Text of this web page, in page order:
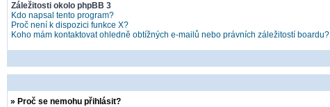
Záležitosti okolo phpBB 3
Kdo napsal tento program?
Proč není k dispozici funkce X?
Koho mám kontaktovat ohledně obtížných e-mailů nebo právních záležitostí boardu?
» Proč se nemohu přihlásit?